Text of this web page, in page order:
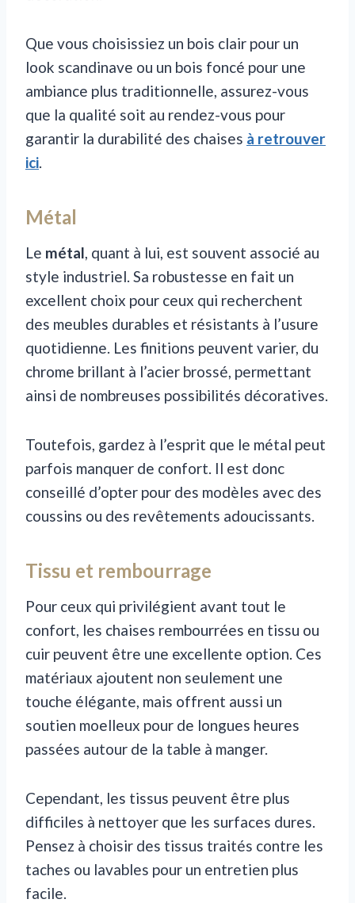
Que vous choisissiez un bois clair pour un
look scandinave ou un bois foncé pour une
ambiance plus traditionnelle, assurez-vous
que la qualité soit au rendez-vous pour
garantir la durabilité des chaises à retrouver
ici.
Métal
Le métal, quant à lui, est souvent associé au
style industriel. Sa robustesse en fait un
excellent choix pour ceux qui recherchent
des meubles durables et résistants à l’usure
quotidienne. Les finitions peuvent varier, du
chrome brillant à l’acier brossé, permettant
ainsi de nombreuses possibilités décoratives.
Toutefois, gardez à l’esprit que le métal peut
parfois manquer de confort. Il est donc
conseillé d’opter pour des modèles avec des
coussins ou des revêtements adoucissants.
Tissu et rembourrage
Pour ceux qui privilégient avant tout le
confort, les chaises rembourrées en tissu ou
cuir peuvent être une excellente option. Ces
matériaux ajoutent non seulement une
touche élégante, mais offrent aussi un
soutien moelleux pour de longues heures
passées autour de la table à manger.
Cependant, les tissus peuvent être plus
difficiles à nettoyer que les surfaces dures.
Pensez à choisir des tissus traités contre les
taches ou lavables pour un entretien plus
facile.